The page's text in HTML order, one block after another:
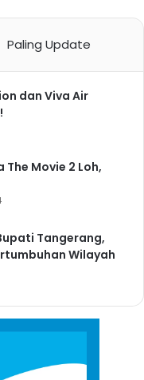
Paling Update
dan Viva Air
The Movie 2 Loh,
Tangerang,
Wilayah